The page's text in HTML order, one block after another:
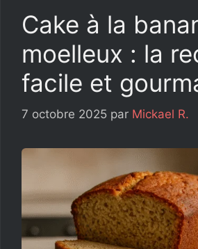
Cake à la
moelleux : la
facile et
7 octobre 2025 par Mickael R.